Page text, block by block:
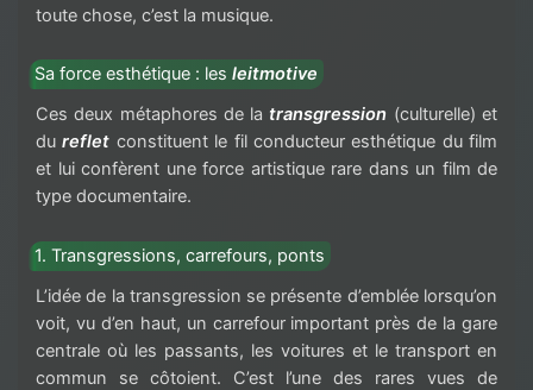
toute chose, c’est la musique.
Sa force esthétique : lesleitmotive
Ces deux métaphores de la transgression (culturelle) et
dureflet constituent le fil conducteur esthétique du film
et lui confèrent une force artistique rare dans un film de
type documentaire.
1. Transgressions, carrefours, ponts
L’idée de la transgression se présente d’emblée lorsqu’on
voit, vu d’en haut, un carrefour important près de la gare
centrale où les passants, les voitures et le transport en
commun se côtoient. C’est l’une des rares vues de